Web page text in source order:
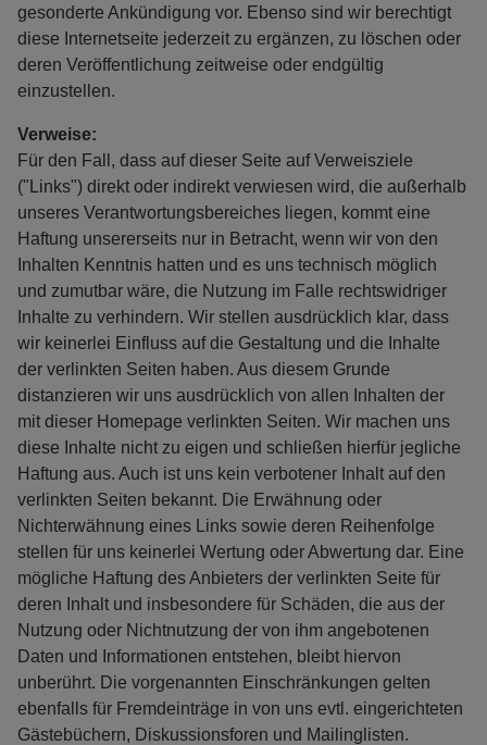
gesonderte Ankündigung vor. Ebenso sind wir berechtigt
diese Internetseite jederzeit zu ergänzen, zu löschen oder
deren Veröffentlichung zeitweise oder endgültig
einzustellen.
Verweise:
Für den Fall, dass auf dieser Seite auf Verweisziele
("Links") direkt oder indirekt verwiesen wird, die außerhalb
unseres Verantwortungsbereiches liegen, kommt eine
Haftung unsererseits nur in Betracht, wenn wir von den
Inhalten Kenntnis hatten und es uns technisch möglich
und zumutbar wäre, die Nutzung im Falle rechtswidriger
Inhalte zu verhindern. Wir stellen ausdrücklich klar, dass
wir keinerlei Einfluss auf die Gestaltung und die Inhalte
der verlinkten Seiten haben. Aus diesem Grunde
distanzieren wir uns ausdrücklich von allen Inhalten der
mit dieser Homepage verlinkten Seiten. Wir machen uns
diese Inhalte nicht zu eigen und schließen hierfür jegliche
Haftung aus. Auch ist uns kein verbotener Inhalt auf den
verlinkten Seiten bekannt. Die Erwähnung oder
Nichterwähnung eines Links sowie deren Reihenfolge
stellen für uns keinerlei Wertung oder Abwertung dar. Eine
mögliche Haftung des Anbieters der verlinkten Seite für
deren Inhalt und insbesondere für Schäden, die aus der
Nutzung oder Nichtnutzung der von ihm angebotenen
Daten und Informationen entstehen, bleibt hiervon
unberührt. Die vorgenannten Einschränkungen gelten
ebenfalls für Fremdeinträge in von uns evtl. eingerichteten
Gästebüchern, Diskussionsforen und Mailinglisten.